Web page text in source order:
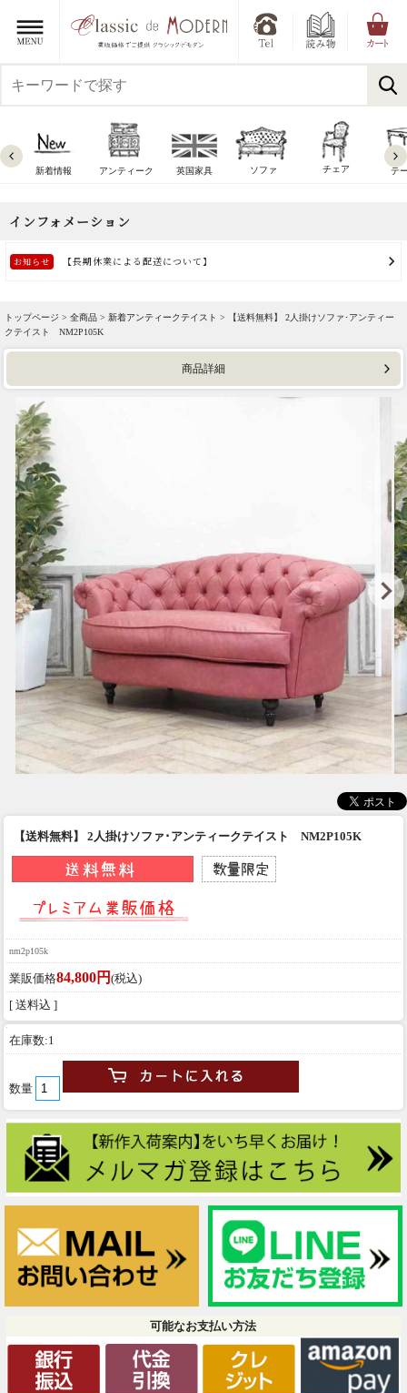
新着情報 アンティーク 英国家具 ソファ チェア テ
トップページ > 全商品 > 新着アンティークテイスト > 【送料無料】 2人掛けソファ･アンティー
クテイスト NM2P105K
商品詳細
【送料無料】 2人掛けソファ･アンティークテイスト NM2P105K
nm2p105k
業販価格84,800円 (税込)
[ 送料込 ]
在庫数:1
数量
可能なお支払い方法